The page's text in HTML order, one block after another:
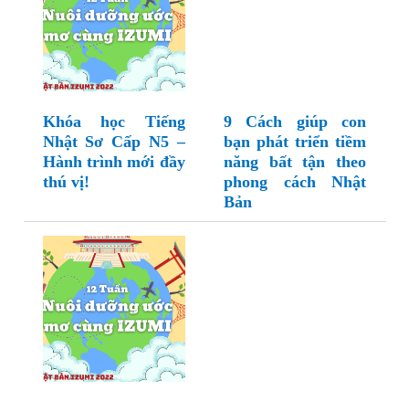
Khóa học Tiếng
Nhật Sơ Cấp N5 –
Hành trình mới đầy
thú vị!
9 Cách giúp con
bạn phát triển tiềm
năng bất tận theo
phong cách Nhật
Bản